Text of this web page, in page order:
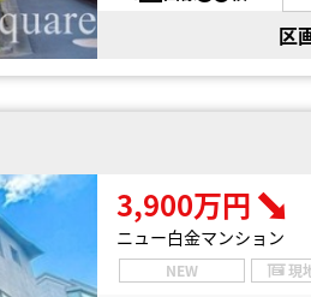
区
3,900万円
ニュー白金マンション
NEW 現